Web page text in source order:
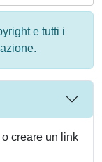
e tutti i
creare un link